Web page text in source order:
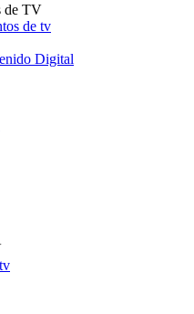
de TV
de tv
Digital